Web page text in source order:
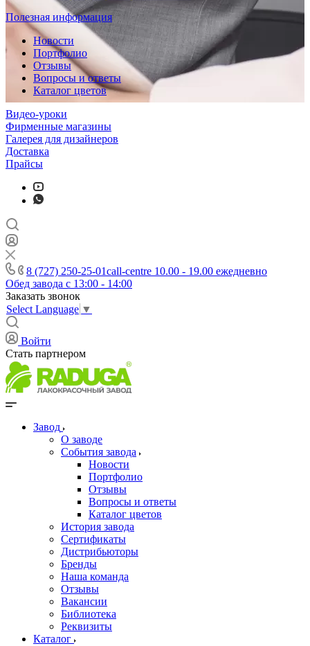
Полезная информация
Новости
Портфолио
Отзывы
Вопросы и ответы
Каталог цветов
Видео-уроки
Фирменные магазины
Галерея для дизайнеров
Доставка
Прайсы
8 (727) 250-25-01call-centre 10.00 - 19.00 ежедневно
Обед завода с 13:00 - 14:00
Заказать звонок
Select Language ▼
Войти
Стать партнером
Завод
О заводе
События завода
Новости
Портфолио
Отзывы
Вопросы и ответы
Каталог цветов
История завода
Сертификаты
Дистрибьюторы
Бренды
Наша команда
Отзывы
Вакансии
Библиотека
Реквизиты
Каталог